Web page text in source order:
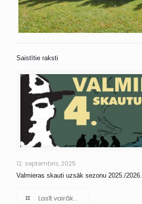
Saistītie raksti
12. septembris, 2025
Valmieras skauti uzsāk sezonu 2025./2026.
Lasīt vairāk...